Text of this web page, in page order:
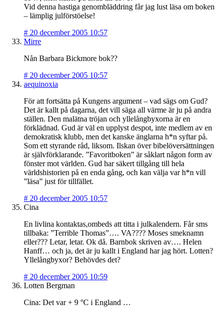
Vid denna hastiga genombläddring får jag lust läsa om boken
– lämplig julförstöelse!
# 20 december 2005 10:57
Mirre
Nån Barbara Bickmore bok??
# 20 december 2005 10:57
aequinoxia
För att fortsätta på Kungens argument – vad sägs om Gud?
Det är kallt på dagarna, det vill säga all värme är ju på andra
ställen. Den malätna tröjan och yllelångbyxorna är en
förklädnad. Gud är väl en upplyst despot, inte medlem av en
demokratisk klubb, men det kanske änglarna h*n syftar på.
Som ett styrande råd, liksom. Ilskan över bibelöversättningen
är självförklarande. ”Favoritboken” är såklart någon form av
fönster mot världen. Gud har säkert tillgång till hela
världshistorien på en enda gång, och kan välja var h*n vill
”läsa” just för tillfället.
# 20 december 2005 10:57
Cina
En livlina kontaktas,ombeds att titta i julkalendern. Får sms
tillbaka: ”Terrible Thomas”…. VA???? Moses smeknamn
eller??? Letar, letar. Ok då. Barnbok skriven av…. Helen
Hanff… och ja, det är ju kallt i England har jag hört. Lotten?
Yllelångbyxor? Behövdes det?
# 20 december 2005 10:59
Lotten Bergman
Cina: Det var + 9 °C i England …